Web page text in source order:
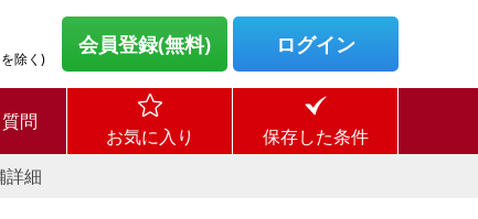
除く)
会員登録(無料) ログイン
問
お気に入り
保存した条件
詳細